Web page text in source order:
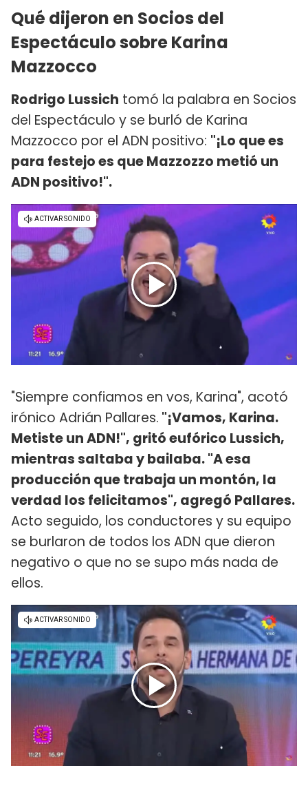
Qué dijeron en Socios del
Espectáculo sobre Karina
Mazzocco
Rodrigo Lussich tomó la palabra en Socios
del Espectáculo y se burló de Karina
Mazzocco por el ADN positivo: "¡Lo que es
para festejo es que Mazzozzo metió un
ADN positivo!".
"Siempre confiamos en vos, Karina", acotó
irónico Adrián Pallares. "¡Vamos, Karina.
Metiste un ADN!", gritó eufórico Lussich,
mientras saltaba y bailaba. "A esa
producción que trabaja un montón, la
verdad los felicitamos", agregó Pallares.
Acto seguido, los conductores y su equipo
se burlaron de todos los ADN que dieron
negativo o que no se supo más nada de
ellos.